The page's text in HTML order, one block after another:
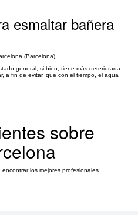
esmaltar bañera
(Barcelona)
general, si bien, tiene más deteriorada
a fin de evitar, que con el tiempo, el agua
sobre
los mejores profesionales